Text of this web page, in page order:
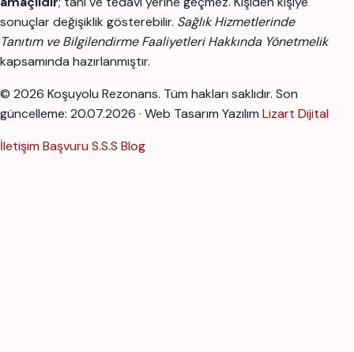
sonuçlar değişiklik gösterebilir. Sağlık Hizmetlerinde
Tanıtım ve Bilgilendirme Faaliyetleri Hakkında Yönetmelik
kapsamında hazırlanmıştır.
© 2026 Koşuyolu Rezonans. Tüm hakları saklıdır. Son
güncelleme: 20.07.2026 · Web Tasarım Yazılım Lizart Dijital
İletişim Başvuru S.S.S Blog